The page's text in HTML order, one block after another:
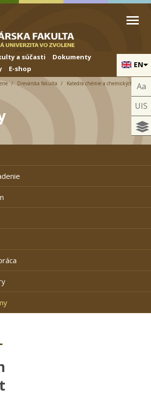
EN
a súčasti
Dokumenty
E-shop
Aa
UIS
Drevárska fakulta
Katedra chémie a chemických